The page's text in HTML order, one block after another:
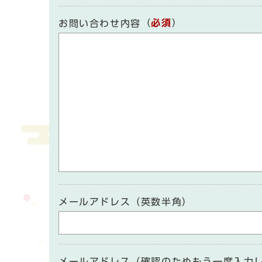
お問い合わせ内容 （必須）
メールアドレス（英数半角）